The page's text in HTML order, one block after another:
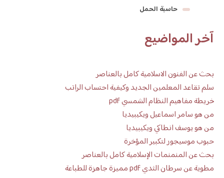
حاسبة الحمل
آخر المواضيع
بحث عن الفنون الاسلامية كامل بالعناصر
سلم تقاعد المعلمين الجديد وكيفية احتساب الراتب
خريطة مفاهيم النظام الشمسي pdf
من هو سامر اسماعيل ويكيبيديا
من هو يوسف انطاكي ويكيبيديا
حبوب موسيجور لتكبير المؤخرة
بحث عن المنمنمات الإسلامية كامل بالعناصر
مطوية عن سرطان الثدي pdf مميزة جاهزة للطباعة